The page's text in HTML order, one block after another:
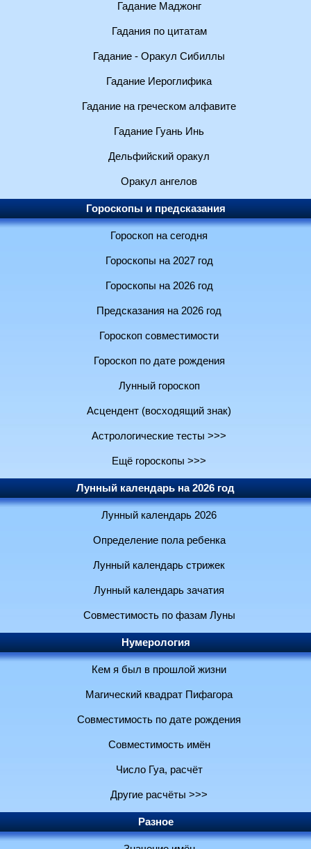
Гадание Маджонг
Гадания по цитатам
Гадание - Оракул Сибиллы
Гадание Иероглифика
Гадание на греческом алфавите
Гадание Гуань Инь
Дельфийский оракул
Оракул ангелов
Гороскопы и предсказания
Гороскоп на сегодня
Гороскопы на 2027 год
Гороскопы на 2026 год
Предсказания на 2026 год
Гороскоп совместимости
Гороскоп по дате рождения
Лунный гороскоп
Асцендент (восходящий знак)
Астрологические тесты >>>
Ещё гороскопы >>>
Лунный календарь на 2026 год
Лунный календарь 2026
Определение пола ребенка
Лунный календарь стрижек
Лунный календарь зачатия
Совместимость по фазам Луны
Нумерология
Кем я был в прошлой жизни
Магический квадрат Пифагора
Совместимость по дате рождения
Совместимость имён
Число Гуа, расчёт
Другие расчёты >>>
Разное